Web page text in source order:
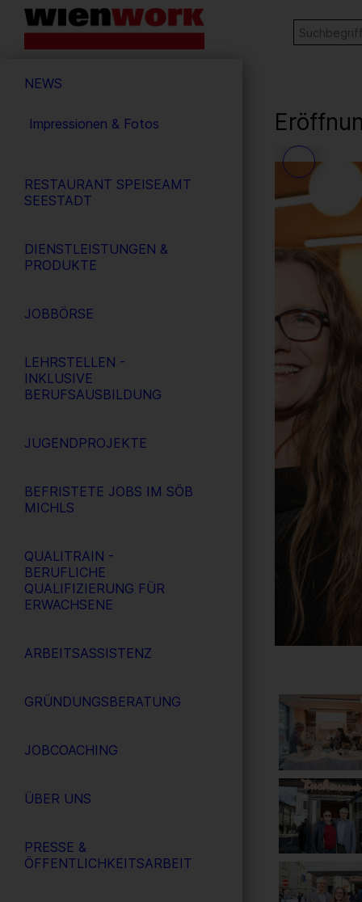
Barrierefreie
Bedienung
Webseite
SUCHE
NEWS
Impressionen & Fotos
RESTAURANT SPEISEAMT
SEESTADT
DIENSTLEISTUNGEN &
PRODUKTE
JOBBÖRSE
LEHRSTELLEN -
INKLUSIVE
BERUFSAUSBILDUNG
JUGENDPROJEKTE
BEFRISTETE JOBS IM SÖB
MICHLS
QUALITRAIN -
BERUFLICHE
QUALIFIZIERUNG FÜR
ERWACHSENE
ARBEITSASSISTENZ
GRÜNDUNGSBERATUNG
JOBCOACHING
ÜBER UNS
PRESSE &
ÖFFENTLICHKEITSARBEIT
25 / 56